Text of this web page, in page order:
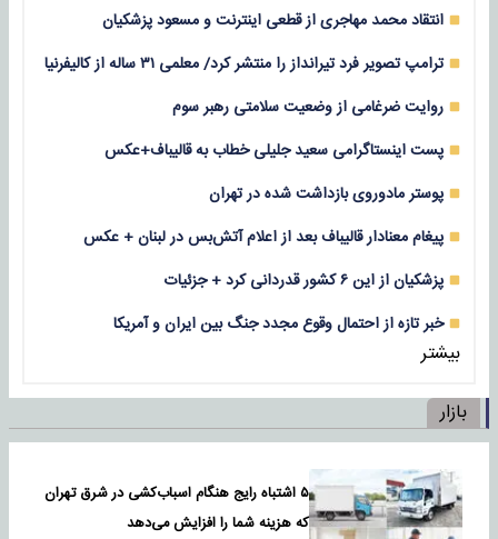
انتقاد محمد مهاجری از قطعی اینترنت و مسعود پزشکیان
ترامپ تصویر فرد تیرانداز را منتشر کرد/ معلمی ۳۱ ساله از کالیفرنیا
روایت ضرغامی از وضعیت سلامتی رهبر سوم
پست اینستاگرامی سعید جلیلی خطاب به قالیباف+عکس
پوستر مادوروی بازداشت شده در تهران
پیغام معنادار قالیباف بعد از اعلام آتش‌بس در لبنان + عکس
پزشکیان از این ۶ کشور قدردانی کرد + جزئیات
خبر تازه از احتمال وقوع مجدد جنگ بین ایران و آمریکا
بیشتر
بازار
۵ اشتباه رایج هنگام اسباب‌کشی در شرق تهران
که هزینه شما را افزایش می‌دهد